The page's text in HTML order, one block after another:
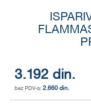
3.192 din.
2.660 din.
beginning
gallery